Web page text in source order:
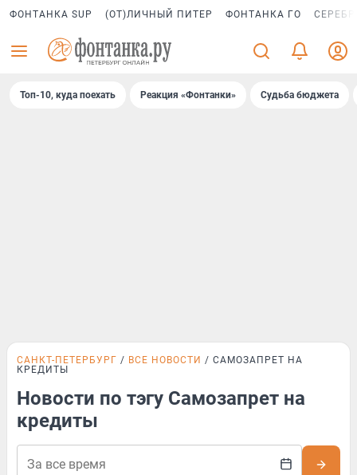
ФОНТАНКА SUP (ОТ)ЛИЧНЫЙ ПИТЕР ФОНТАНКА ГО
Топ-10, куда поехать Реакция «Фонтанки» Судьба бюджета
САНКТ-ПЕТЕРБУРГ ВСЕ НОВОСТИ
САМОЗАПРЕТ НА
КРЕДИТЫ
Новости по тэгу Самозапрет на
кредиты